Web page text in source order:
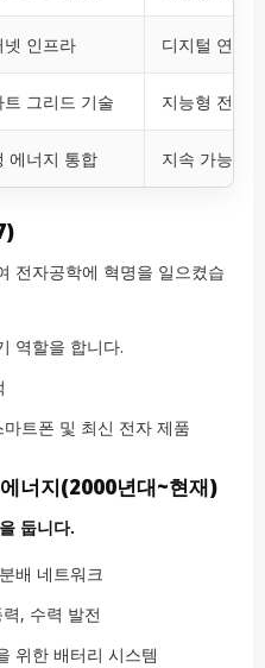
넷 인프라 디지털 연결
트 그리드 기술 지능형 전력
에너지 통합 지속 가능한
전자공학에 혁명을 일으켰습
역할을 합니다.
트폰 및 최신 전자 제품
너지(2000년대~현재)
둡니다.
배 네트워크
, 수력 발전
위한 배터리 시스템